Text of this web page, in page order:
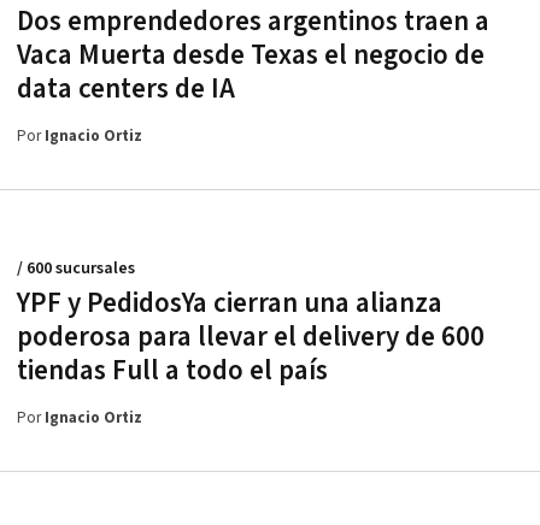
Dos emprendedores argentinos traen a
Vaca Muerta desde Texas el negocio de
data centers de IA
PorIgnacio Ortiz
YPF y PedidosYa cierran una alianza
poderosa para llevar el delivery de 600
tiendas Full a todo el país
/ 600 sucursales
PorIgnacio Ortiz